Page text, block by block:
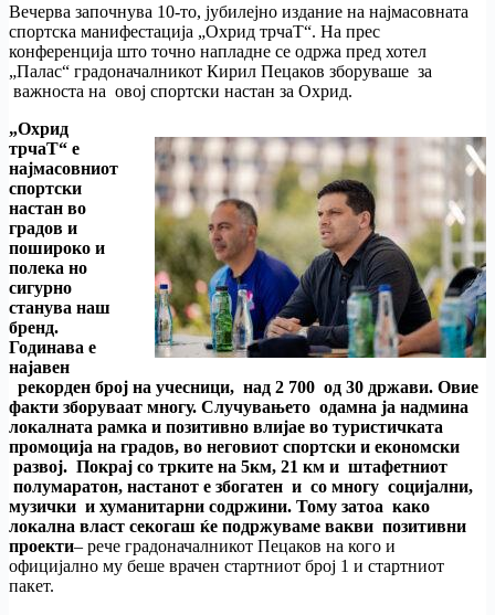
Вечерва започнува 10-то, јубилејно издание на најмасовната
спортска манифестација „Охрид трчаТ“. На прес
конференција што точно напладне се одржа пред хотел
„Палас“ градоначалникот Кирил Пецаков зборуваше за
важноста на овој спортски настан за Охрид.
„Охрид
трчаТ“ е
најмасовниот
спортски
настан во
градов и
пошироко и
полека но
сигурно
станува наш
бренд.
Годинава е
најавен
рекорден број на учесници, над 2 700 од 30 држави. Овие
факти зборуваат многу. Случувањето одамна ја надмина
локалната рамка и позитивно влијае во туристичката
промоција на градов, во неговиот спортски и економски
развој. Покрај со трките на 5км, 21 км и штафетниот
полумаратон, настанот е збогатен и со многу социјални,
музички и хуманитарни содржини. Тому затоа како
локална власт секогаш ќе подржуваме вакви позитивни
проекти– рече градоначалникот Пецаков на кого и
официјално му беше врачен стартниот број 1 и стартниот
пакет.